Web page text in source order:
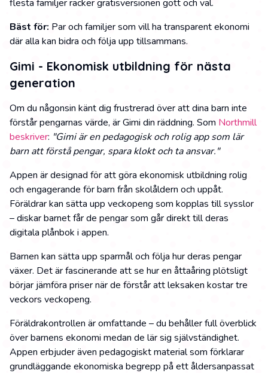
flesta familjer räcker gratisversionen gott och väl.
Bäst för: Par och familjer som vill ha transparent ekonomi
där alla kan bidra och följa upp tillsammans.
Gimi - Ekonomisk utbildning för nästa
generation
Om du någonsin känt dig frustrerad över att dina barn inte
förstår pengarnas värde, är Gimi din räddning. Som Northmill
beskriver: "Gimi är en pedagogisk och rolig app som lär
barn att förstå pengar, spara klokt och ta ansvar."
Appen är designad för att göra ekonomisk utbildning rolig
och engagerande för barn från skolåldern och uppåt.
Föräldrar kan sätta upp veckopeng som kopplas till sysslor
– diskar barnet får de pengar som går direkt till deras
digitala plånbok i appen.
Barnen kan sätta upp sparmål och följa hur deras pengar
växer. Det är fascinerande att se hur en åttaåring plötsligt
börjar jämföra priser när de förstår att leksaken kostar tre
veckors veckopeng.
Föräldrakontrollen är omfattande – du behåller full överblick
över barnens ekonomi medan de lär sig självständighet.
Appen erbjuder även pedagogiskt material som förklarar
grundläggande ekonomiska begrepp på ett åldersanpassat